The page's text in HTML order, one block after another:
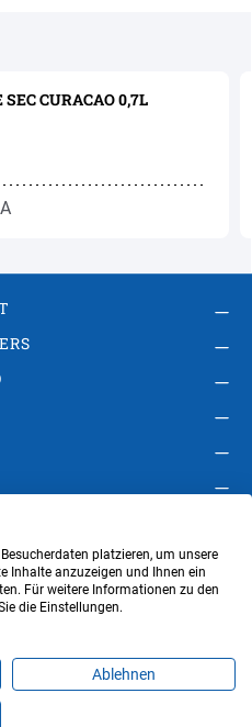
CURACAO 0,7L
Verwaltung
platzieren, um unsere
Inhalte anzuzeigen und Ihnen ein
Für weitere Informationen zu den
die Einstellungen.
Ablehnen